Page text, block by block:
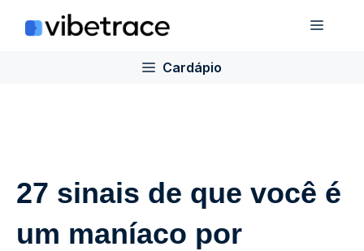
para
Cardápio
27 sinais de que você é
um maníaco por